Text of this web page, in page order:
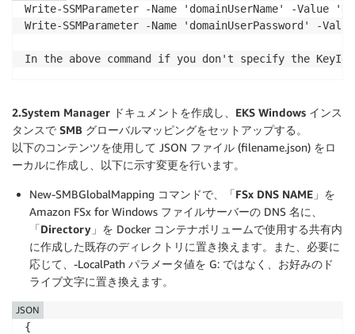
Write-SSMParameter -Name 'domainUserName' -Value
Write-SSMParameter -Name 'domainUserPassword' -
In the above command if you don't specify the
2.System Manager ドキュメントを作成し、EKS Windows インス
タンスで SMB グローバルマッピングをセットアップする。
以下のコンテンツを使用して JSON ファイル (filename.json) をロ
ーカルに作成し、以下に示す変更を行います。
New-SMBGlobalMapping コマンドで、「FSx DNS NAME 」を
Amazon FSx for Windows ファイルサーバーの DNS 名に、
「Directory 」を Docker コンテナボリュームで使用する共有内
に作成した既存のディレクトリに置き換えます。また、必要に
応じて、-LocalPath パラメータ値を G: ではなく、お好みのド
ライブ文字に置き換えます。
{
JSON